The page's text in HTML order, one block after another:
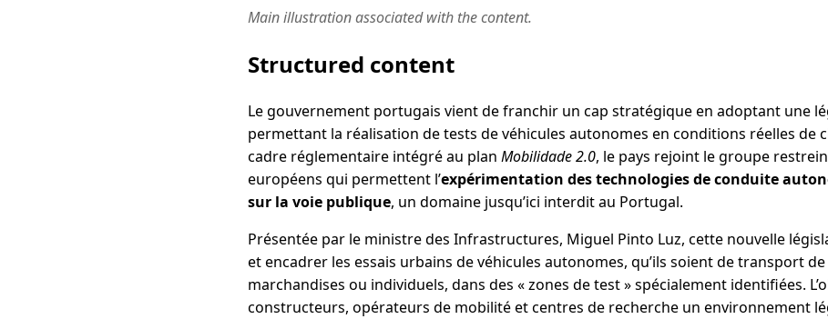
Main illustration associated with the content.
Structured content
Le gouvernement portugais vient de franchir un cap stratégique en adoptant une
permettant la réalisation de tests de véhicules autonomes en conditions réelles de
cadre réglementaire intégré au plan Mobilidade 2.0, le pays rejoint le groupe
européens qui permettent l’expérimentation des technologies de conduite
sur la voie publique, un domaine jusqu’ici interdit au Portugal.
Présentée par le ministre des Infrastructures, Miguel Pinto Luz, cette nouvelle
et encadrer les essais urbains de véhicules autonomes, qu’ils soient de transport
marchandises ou individuels, dans des « zones de test » spécialement identifiées.
constructeurs, opérateurs de mobilité et centres de recherche un environnement